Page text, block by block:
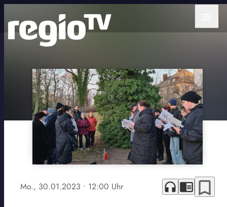
Mo., 30.01.2023 • 12:00 Uhr headphones chrome_reader_mode bookmark_border